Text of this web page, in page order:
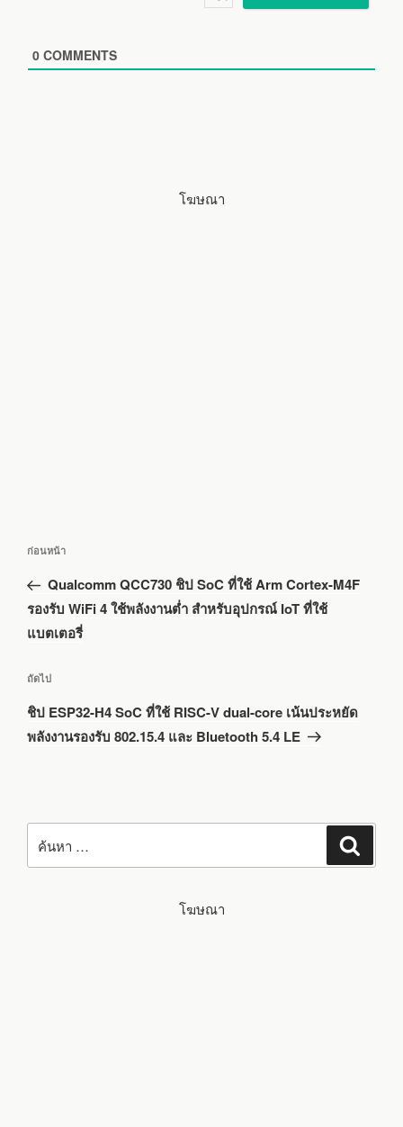
t
0 COMMENTS
โฆษณา
เรื่อง
เรื่อง
หน้า
ก่อนหน้า
Qualcomm QCC730 ชิป SoC ที่ใช้ Arm Cortex-M4F
รองรับ WiFi 4 ใช้พลังงานต่ำ สำหรับอุปกรณ์ IoT ที่ใช้
แบตเตอรี่
เรื่อง
ถัด
ไป
ถัดไป
ชิป ESP32-H4 SoC ที่ใช้ RISC-V dual-core เน้นประหยัด
พลังงานรองรับ 802.15.4 และ Bluetooth 5.4 LE
ค้นหา:
โฆษณา